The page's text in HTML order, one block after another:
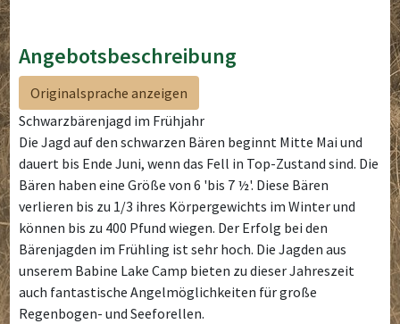
Angebotsbeschreibung
Originalsprache anzeigen
Schwarzbärenjagd im Frühjahr
Die Jagd auf den schwarzen Bären beginnt Mitte Mai und
dauert bis Ende Juni, wenn das Fell in Top-Zustand sind. Die
Bären haben eine Größe von 6 'bis 7 ½'. Diese Bären
verlieren bis zu 1/3 ihres Körpergewichts im Winter und
können bis zu 400 Pfund wiegen. Der Erfolg bei den
Bärenjagden im Frühling ist sehr hoch. Die Jagden aus
unserem Babine Lake Camp bieten zu dieser Jahreszeit
auch fantastische Angelmöglichkeiten für große
Regenbogen- und Seeforellen.